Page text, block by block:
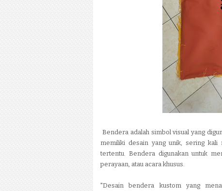
Bendera adalah simbol visual yang
memiliki desain yang unik, sering kali
tertentu. Bendera digunakan untuk
perayaan, atau acara khusus.
"Desain bendera kustom yang